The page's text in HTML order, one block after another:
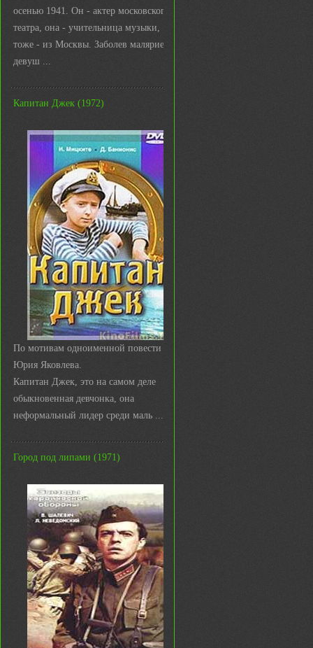
осенью 1941. Он - актер московского
театра, она - учительница музыки,
тоже - из Москвы. Заболев малярией,
девуш ...
Капитан Джек (1972)
По мотивам одноименной повести
Юрия Яковлева.
Капитан Джек, это на самом деле
обыкновенная девчонка, она
неформальный лидер среди маль ...
Город под липами (1971)